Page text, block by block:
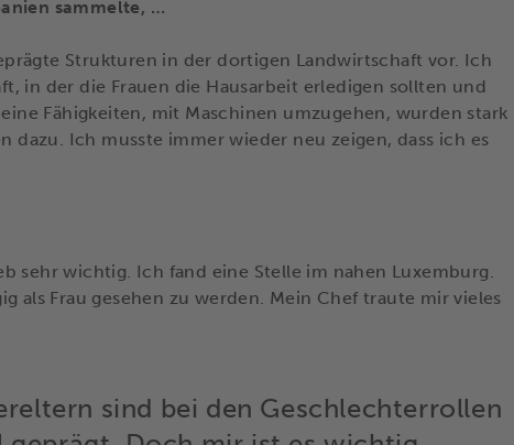
sammelte, …
Strukturen in der dortigen Landwirtschaft vor. Ich
in der die Frauen die Hausarbeit erledigen sollten und
Fähigkeiten, mit Maschinen umzugehen, wurden stark
dazu. Ich musste immer wieder neu zeigen, dass ich es
sehr wichtig. Ich fand eine Stelle im nahen Luxemburg.
als Frau gesehen zu werden. Mein Chef traute mir vieles
sind bei den Geschlechterrollen